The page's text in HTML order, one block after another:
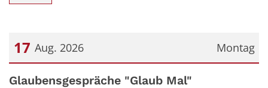
Montag
17 Aug. 2026
Datum: 17. August 2026
Glaubensgespräche "Glaub Mal"